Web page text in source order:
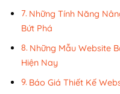
Những Tính Năng
Bứt Phá
Những Mẫu Website
Hiện Nay
Báo Giá Thiết Kế